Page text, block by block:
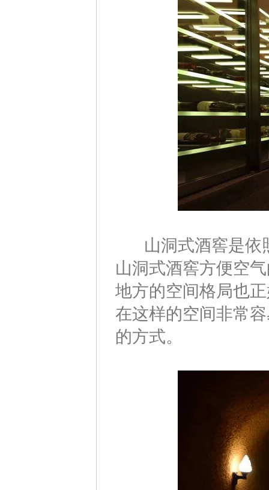
山洞式酒窖是依
山洞式酒窖方便空
地方的空间格局也
在这样的空间非常
的方式。